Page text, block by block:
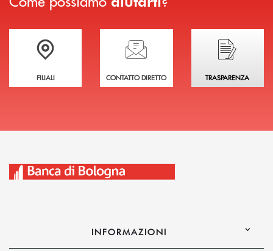
Trova la filiale più vicina a te
FILIALI
Hai bisogno di assistenza immediata?
CONTATTO DIRETTO
Hai bisogno di
TRASPARENZA
INFORMAZIONI